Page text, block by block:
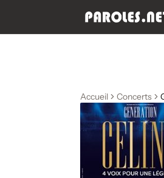
Accueil Concerts